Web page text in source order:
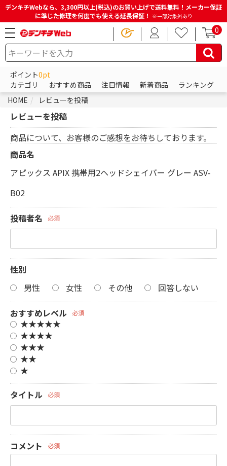
デンキチWebなら、3,300円以上(税込)のお買い上げで送料無料！メーカー保証
に準じた修理を何度でも使える延長保証！ ※一部対象外あり
0
ポイント0pt
カテゴリ
おすすめ商品 注目情報 新着商品
ランキング
HOME
レビューを投稿
レビューを投稿
商品について、お客様のご感想をお待ちしております。
商品名
アピックス APIX 携帯用2ヘッドシェイバー グレー ASV-
B02
投稿者名 必須
性別
男性
女性 その他 回答しない
おすすめレベル 必須
★★★★★
★★★★
★★★
★★
★
タイトル
必須
コメント 必須